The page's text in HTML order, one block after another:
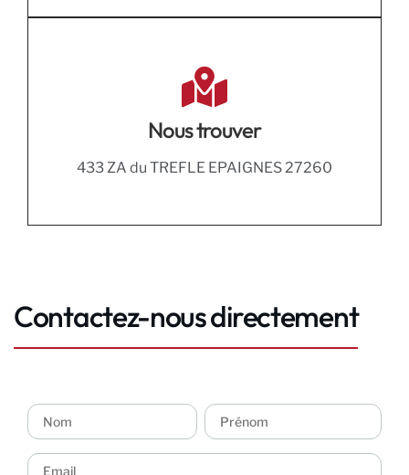
Nous trouver
433 ZA du TREFLE EPAIGNES 27260
Contactez-nous directement